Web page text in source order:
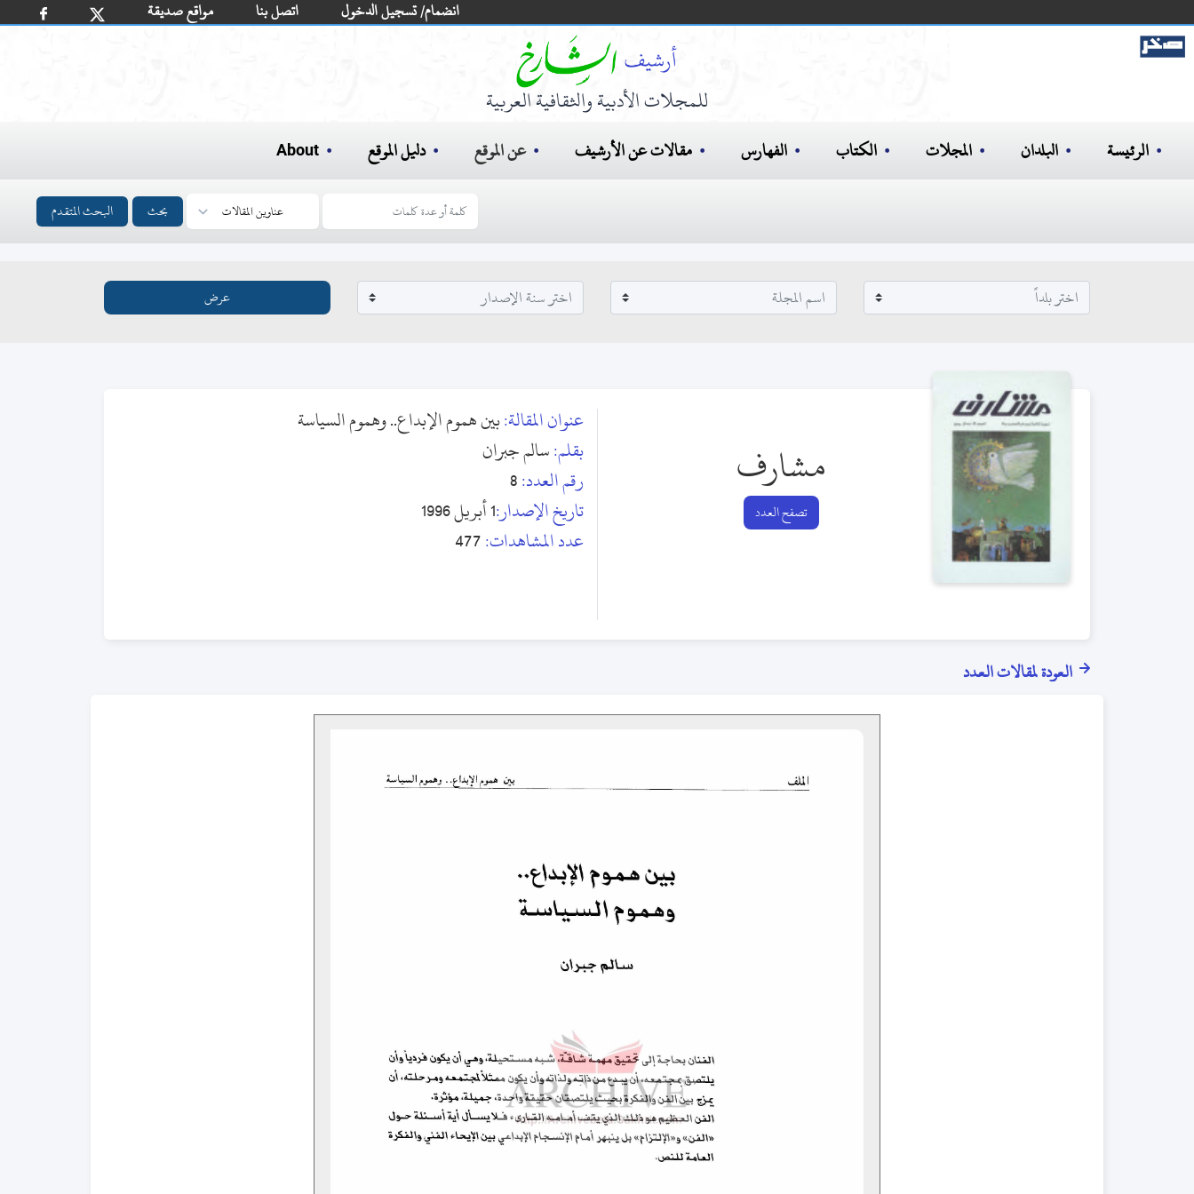
مواقع صديقة اتصل بنا انضمام/ تسجيل الدخول
للمجلات الأدبية والثقافية العربية
الرئيسة البلدان المجلات الكتاب الفهارس مقالات عن الأرشيف عن الموقع دليل الموقع About
بحث البحث المتقدم
مشارف
تصفح العدد
عنوان المقالة:بين هموم الإبداع.. وهموم السياسة
بقلم:سالم جبران
رقم العدد:8
تاريخ الإصدار:1 أبريل 1996
عدد المشاهدات:477
العودة لمقالات العدد